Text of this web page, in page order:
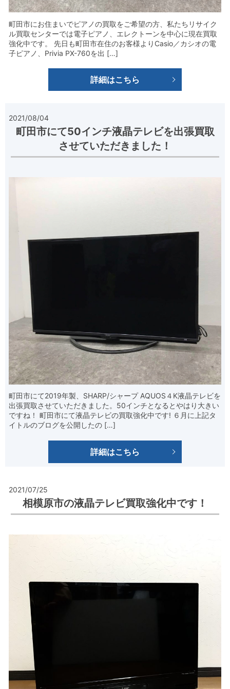
町田市にお住まいでピアノの買取をご希望の方、私たちリサイク
ル買取センターでは電子ピアノ、エレクトーンを中心に現在買取
強化中です。 先日も町田市在住のお客様よりCasio／カシオの電
子ピアノ、Privia PX-760を出 […]
詳細はこちら
2021/08/04
町田市にて50インチ液晶テレビを出張買取
させていただきました！
町田市にて2019年製、SHARP/シャープ AQUOS４K液晶テレビを
出張買取させていただきました。50インチとなるとやはり大きい
ですね！ 町田市にて液晶テレビの買取強化中です! ６月に上記タ
イトルのブログを公開したの […]
詳細はこちら
2021/07/25
相模原市の液晶テレビ買取強化中です！